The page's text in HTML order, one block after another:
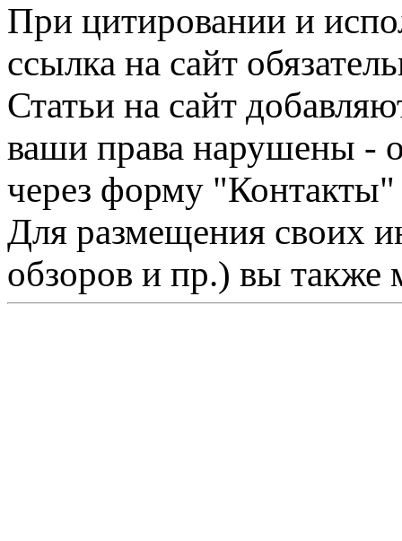
При цитировании и
ссылка на сайт
Статьи на сайт
ваши права нарушены -
через форму "Контакты"
Для размещения своих
обзоров и пр.) вы также